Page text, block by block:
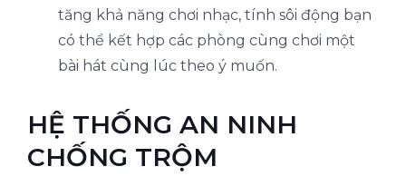
tăng khả năng chơi nhạc, tính sôi động bạn
có thể kết hợp các phòng cùng chơi một
bài hát cùng lúc theo ý muốn.
HỆ THỐNG AN NINH
CHỐNG TRỘM